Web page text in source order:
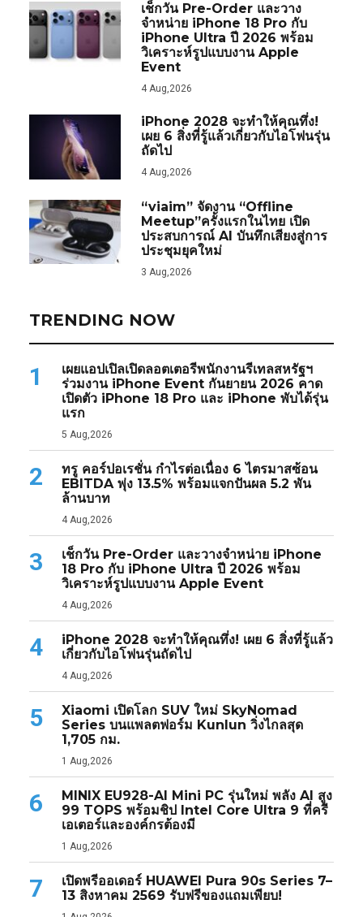
เช็กวัน Pre-Order และวาง
จำหน่าย iPhone 18 Pro กับ
iPhone Ultra ปี 2026 พร้อม
วิเคราะห์รูปแบบงาน Apple
Event
4 Aug,2026
iPhone 2028 จะทำให้คุณทึ่ง!
เผย 6 สิ่งที่รู้แล้วเกี่ยวกับไอโฟนรุ่น
ถัดไป
4 Aug,2026
“viaim” จัดงาน “Offline
Meetup”ครั้งแรกในไทย เปิด
ประสบการณ์ AI บันทึกเสียงสู่การ
ประชุมยุคใหม่
3 Aug,2026
TRENDING NOW
1
เผยแอปเปิลเปิดลอตเตอรีพนักงานรีเทลสหรัฐฯ
ร่วมงาน iPhone Event กันยายน 2026 คาด
เปิดตัว iPhone 18 Pro และ iPhone พับได้รุ่น
แรก
5 Aug,2026
2
ทรู คอร์ปอเรชั่น กำไรต่อเนื่อง 6 ไตรมาสซ้อน
EBITDA พุ่ง 13.5% พร้อมแจกปันผล 5.2 พัน
ล้านบาท
4 Aug,2026
3
เช็กวัน Pre-Order และวางจำหน่าย iPhone
18 Pro กับ iPhone Ultra ปี 2026 พร้อม
วิเคราะห์รูปแบบงาน Apple Event
4 Aug,2026
4
iPhone 2028 จะทำให้คุณทึ่ง! เผย 6 สิ่งที่รู้แล้ว
เกี่ยวกับไอโฟนรุ่นถัดไป
4 Aug,2026
5
Xiaomi เปิดโลก SUV ใหม่ SkyNomad
Series บนแพลตฟอร์ม Kunlun วิ่งไกลสุด
1,705 กม.
1 Aug,2026
6
MINIX EU928-AI Mini PC รุ่นใหม่ พลัง AI สูง
99 TOPS พร้อมชิป Intel Core Ultra 9 ที่ครี
เอเตอร์และองค์กรต้องมี
1 Aug,2026
7
เปิดพรีออเดอร์ HUAWEI Pura 90s Series 7–
13 สิงหาคม 2569 รับฟรีของแถมเพียบ!